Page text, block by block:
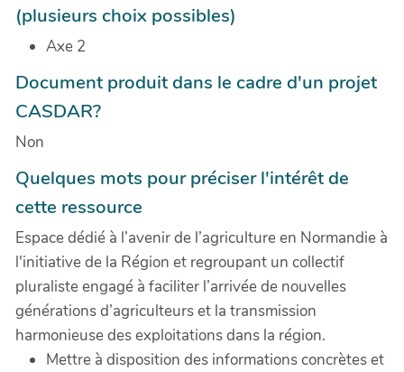
(plusieurs choix possibles)
Axe 2
Document produit dans le cadre d'un projet
CASDAR?
Non
Quelques mots pour préciser l'intérêt de
cette ressource
Espace dédié à l’avenir de l’agriculture en Normandie à
l'initiative de la Région et regroupant un collectif
pluraliste engagé à faciliter l’arrivée de nouvelles
générations d’agriculteurs et la transmission
harmonieuse des exploitations dans la région.
Mettre à disposition des informations concrètes et